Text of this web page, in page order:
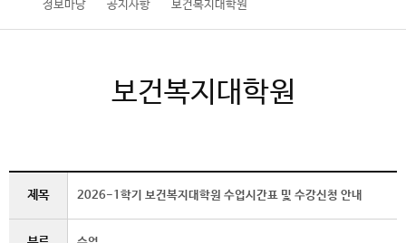
정보마당 공지사항 보건복지대학원
보건복지대학원
제목 2026-1학기 보건복지대학원 수업시간표 및 수강신청 안내